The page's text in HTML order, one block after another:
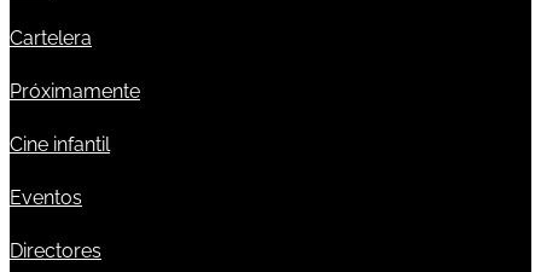
Cartelera
Próximamente
Cine infantil
Eventos
Directores